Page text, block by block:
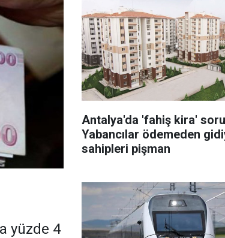
yüzde 4
Antalya'da 'fahiş kira'
Yabancılar ödemeden
sahipleri pişman